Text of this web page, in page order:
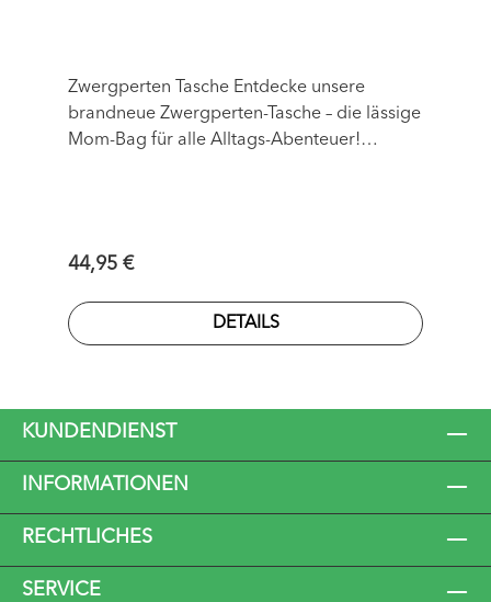
Zwergperten Tasche Entdecke unsere
brandneue Zwergperten-Tasche – die lässige
Mom-Bag für alle Alltags-Abenteuer!
Regulärer Preis:
44,95 €
DETAILS
KUNDENDIENST
INFORMATIONEN
RECHTLICHES
SERVICE